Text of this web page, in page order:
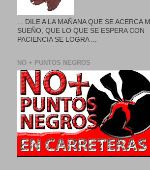
... DILE A LA MAÑANA QUE SE ACERCA MI
SUEÑO, QUE LO QUE SE ESPERA CON
PACIENCIA SE LOGRA ...
NO + PUNTOS NEGROS